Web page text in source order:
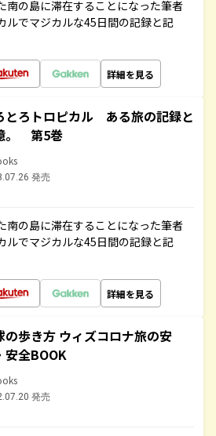
南の島に滞在することになった筆者
ルでマジカルな45日間の記録と記
詳細を見る
とろトロピカル ある旅の記録と
。 第5巻
発売
南の島に滞在することになった筆者
ルでマジカルな45日間の記録と記
詳細を見る
の歩き方 ウィズコロナ旅の安
安全BOOK
発売